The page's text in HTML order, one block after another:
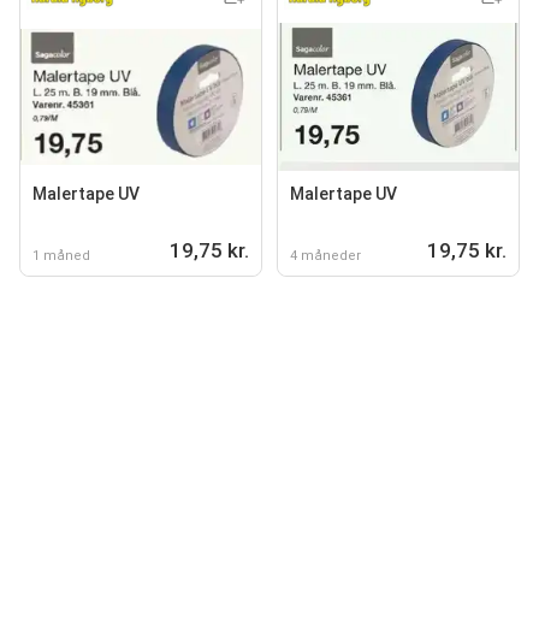
Malertape UV
1 måned 19,75 kr.
Malertape UV
4 måneder 19,75 kr.